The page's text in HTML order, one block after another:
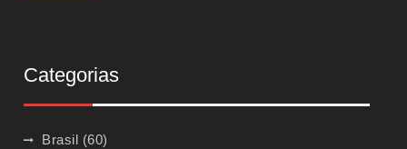
Categorias
Brasil (60)